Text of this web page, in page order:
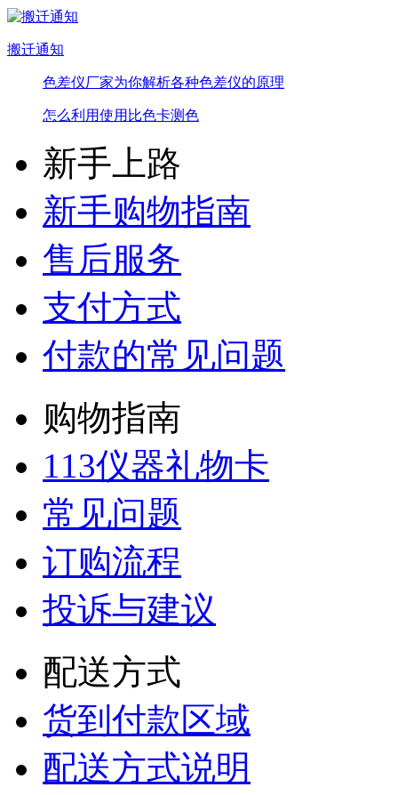
搬迁通知
色差仪厂家为你解析各种色差仪的原理
怎么利用使用比色卡测色
新手上路
新手购物指南
售后服务
支付方式
付款的常见问题
购物指南
113仪器礼物卡
常见问题
订购流程
投诉与建议
配送方式
货到付款区域
配送方式说明